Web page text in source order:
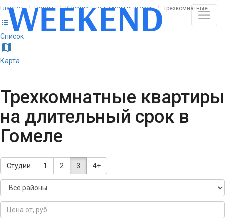
Главная Гомель Квартиры на длительный срок Трёхкомнатные
list
Список
map
Карта
Трехкомнатные квартиры
на длительный срок в
Гомеле
Студии 1 2 3 4+